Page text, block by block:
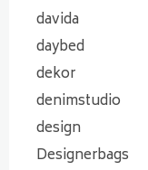
davida
daybed
dekor
denimstudio
design
Designerbags